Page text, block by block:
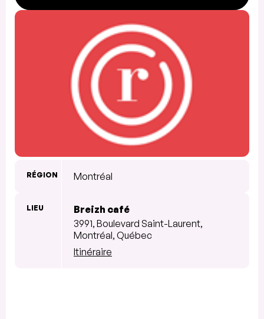
RÉGION Montréal
LIEU
Breizh café
3991, Boulevard Saint-Laurent,
Montréal, Québec
Itinéraire